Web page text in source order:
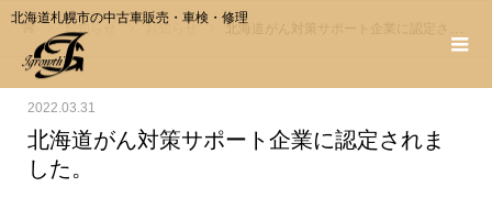
北海道札幌市の中古車販売・車検・修理
ーム
お知らせ お知らせ 北海道がん対策サポート企業に認定されました。
2022.03.31
北海道がん対策サポート企業に認定されま
した。